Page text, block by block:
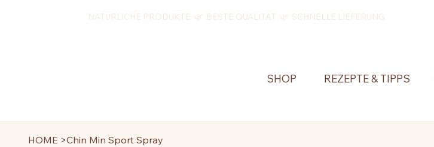
NATÜRLICHE PRODUKTE 🌿 BESTE QUALITÄT 🌿 SCHNELLE LIEFERUNG
SHOP REZEPTE & TIPPS
HOME >Chin Min Sport Spray